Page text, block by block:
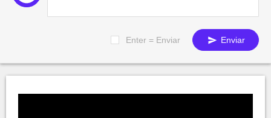
Enter = Enviar Enviar